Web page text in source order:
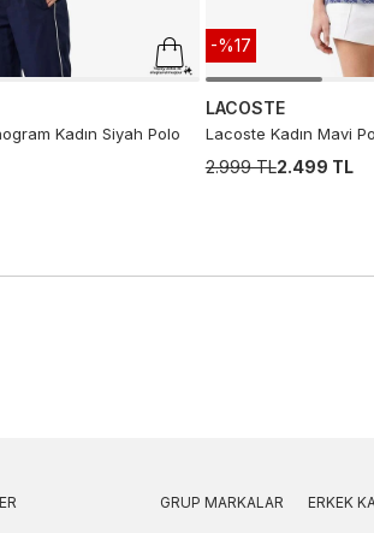
Kadın Siyah Polo
-%17
LACOSTE
Lacoste Kadın Mavi
2.999 TL2.499 TL
GRUP MARKALAR ERKEK